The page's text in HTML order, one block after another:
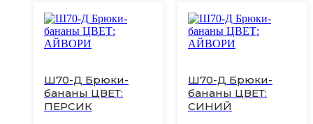
Ш70-Д Брюки-
бананы ЦВЕТ:
ПЕРСИК
Этот
товар
имеет
Опции
можно
выбрать
Ш70-Д Брюки-
бананы ЦВЕТ:
СИНИЙ
Этот
товар
имеет
Опции
можно
выбрать